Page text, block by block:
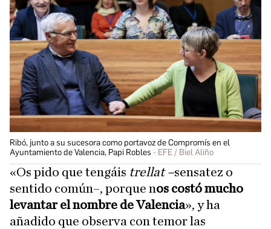
Ribó, junto a su sucesora como portavoz de Compromís en el
Ayuntamiento de Valencia, Papi Robles
EFE / Biel Aliño
«Os pido que tengáis trellat –sensatez o
sentido común–, porque nos costó mucho
levantar el nombre de Valencia», y ha
añadido que observa con temor las